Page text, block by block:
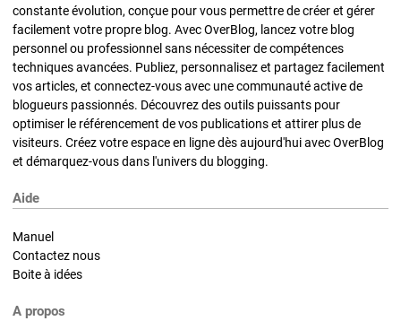
constante évolution, conçue pour vous permettre de créer et gérer
facilement votre propre blog. Avec OverBlog, lancez votre blog
personnel ou professionnel sans nécessiter de compétences
techniques avancées. Publiez, personnalisez et partagez facilement
vos articles, et connectez-vous avec une communauté active de
blogueurs passionnés. Découvrez des outils puissants pour
optimiser le référencement de vos publications et attirer plus de
visiteurs. Créez votre espace en ligne dès aujourd'hui avec OverBlog
et démarquez-vous dans l'univers du blogging.
Aide
Manuel
Contactez nous
Boite à idées
A propos